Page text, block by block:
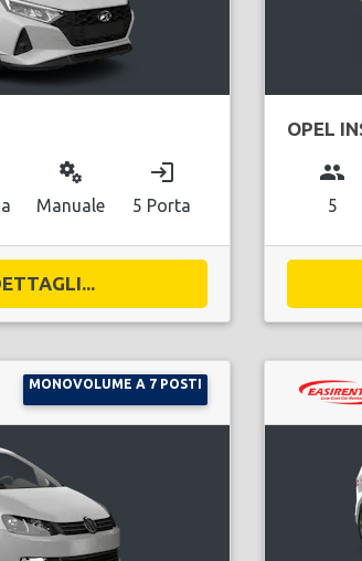
miscellaneous_services
Manuale
login
5 Porta
OPEL
group
5
MONOVOLUME A 7 POSTI